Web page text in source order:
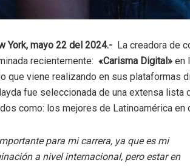
York, mayo 22 del 2024.- La creadora de
recientemente: «Carisma Digital» en
que viene realizando en sus plataformas
fue seleccionada de una extensa
como: los mejores de Latinoamérica en
para mi carrera, ya que es mi
a nivel internacional, pero estar en